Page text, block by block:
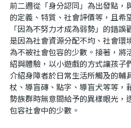
前二週從「身分認同」為出發點，
的定義、特質、社會評價等，且希
「因為不努力才成為弱勢」的錯
是因為社會資源分配不均、社會環
為不被社會包容的少數。接著，將
紹與體驗，以小遊戲的方式讓孩子
介紹身障者於日常生活所觸及的輔
杖、導盲磚、點字、導盲犬等等，
勢族群時無意間給予的異樣眼光，
包容社會中的少數。